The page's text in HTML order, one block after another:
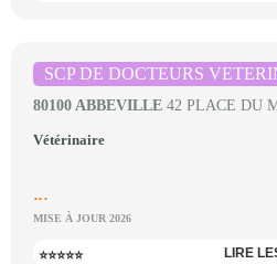
SCP DE DOCTEURS
80100 ABBEVILLE 42 PLACE DU
Vétérinaire
...
MISE À JOUR 2026
⭐⭐⭐⭐⭐ LIRE